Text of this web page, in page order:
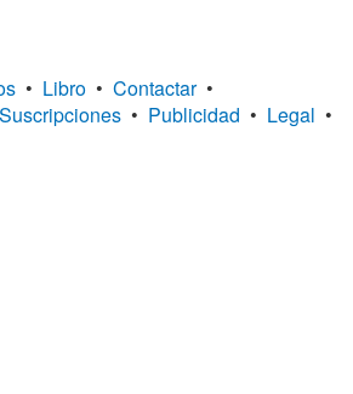
• Libro • Contactar •
Suscripciones • Publicidad • Legal •